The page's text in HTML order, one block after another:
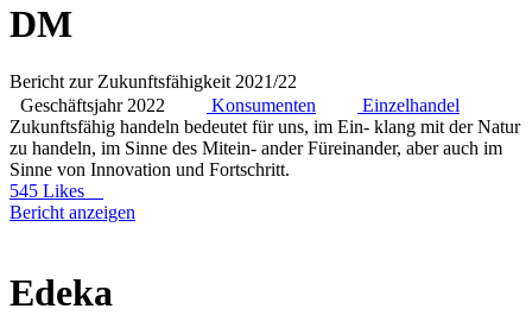
DM
Bericht zur Zukunftsfähigkeit 2021/22
Geschäftsjahr 2022
Konsumenten
Einzelhandel
Zukunftsfähig handeln bedeutet für uns, im Ein- klang mit der Natur
zu handeln, im Sinne des Mitein- ander Füreinander, aber auch im
Sinne von Innovation und Fortschritt.
545 Likes
Bericht anzeigen
Edeka